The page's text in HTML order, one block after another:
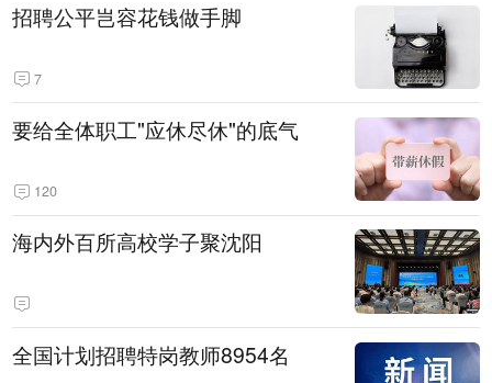
招聘公平岂容花钱做手脚
7
要给全体职工"应休尽休"的底气
120
海内外百所高校学子聚沈阳
全国计划招聘特岗教师8954名